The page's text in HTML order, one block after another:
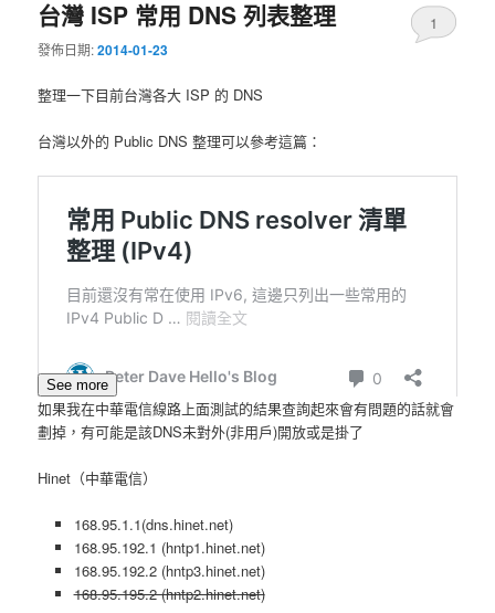
台灣 ISP 常用 DNS 列表整理
發佈日期:2014-01-23
1
整理一下目前台灣各大 ISP 的 DNS
台灣以外的 Public DNS 整理可以參考這篇：
See more
如果我在中華電信線路上面測試的結果查詢起來會有問題的話就會
劃掉，有可能是該DNS未對外(非用戶)開放或是掛了
Hinet（中華電信）
168.95.1.1(dns.hinet.net)
168.95.192.1 (hntp1.hinet.net)
168.95.192.2 (hntp3.hinet.net)
168.95.195.2 (hntp2.hinet.net)